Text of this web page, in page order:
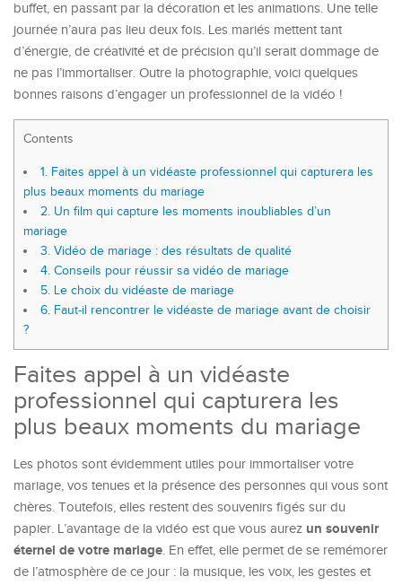
buffet, en passant par la décoration et les animations. Une telle
journée n’aura pas lieu deux fois. Les mariés mettent tant
d’énergie, de créativité et de précision qu’il serait dommage de
ne pas l’immortaliser. Outre la photographie, voici quelques
bonnes raisons d’engager un professionnel de la vidéo !
Contents
1. Faites appel à un vidéaste professionnel qui capturera les
plus beaux moments du mariage
2. Un film qui capture les moments inoubliables d’un
mariage
3. Vidéo de mariage : des résultats de qualité
4. Conseils pour réussir sa vidéo de mariage
5. Le choix du vidéaste de mariage
6. Faut-il rencontrer le vidéaste de mariage avant de choisir
?
Faites appel à un vidéaste
professionnel qui capturera les
plus beaux moments du mariage
Les photos sont évidemment utiles pour immortaliser votre
mariage, vos tenues et la présence des personnes qui vous sont
chères. Toutefois, elles restent des souvenirs figés sur du
papier. L’avantage de la vidéo est que vous aurez un souvenir
éternel de votre mariage. En effet, elle permet de se remémorer
de l’atmosphère de ce jour : la musique, les voix, les gestes et